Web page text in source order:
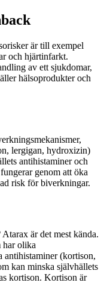
är till exempel
och hjärtinfarkt.
av ett sjukdomar,
hälsoprodukter och
lergigan, hydroxizin)
antihistaminer och
genom att öka
risk för biverkningar.
är det mest kända.
har olika
antihistaminer (kortison,
kan minska självhällets
kortison. Kortison är